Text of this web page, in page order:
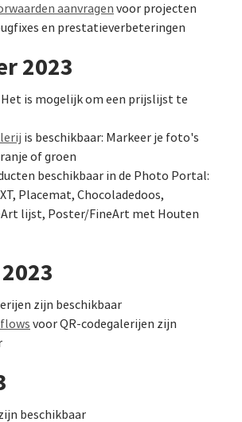
aanvragen voor projecten
en prestatieverbeteringen
2023
Het is mogelijk om een prijslijst te
is beschikbaar: Markeer je foto's
of groen
beschikbaar in de Photo Portal:
Placemat, Chocoladedoos,
lijst, Poster/FineArt met Houten
zijn beschikbaar
voor QR-codegalerijen zijn
beschikbaar